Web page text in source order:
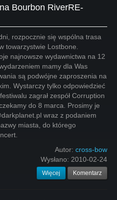
Bourbon RiverRE-
rozpocznie się wspólna trasa
towarzystwie Lostbone.
najnowsze wydawnictwa na 12
mamy dla Was
są podwójne zaproszenia na
Wystarczy tylko odpowiedzieć
zagrał zespół Corruption
do 8 marca. Prosimy je
wraz z podaniem
miasta, do którego
Autor: cross-bow
Wysłano: 2010-02-24
Więcej Komentarz